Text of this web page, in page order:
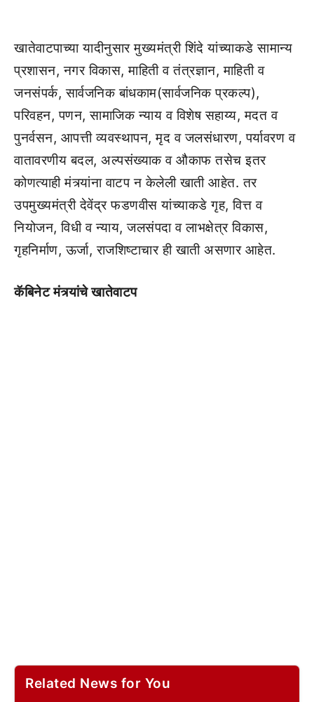
खातेवाटपाच्या यादीनुसार मुख्यमंत्री शिंदे यांच्याकडे सामान्य
प्रशासन, नगर विकास, माहिती व तंत्रज्ञान, माहिती व
जनसंपर्क, सार्वजनिक बांधकाम(सार्वजनिक प्रकल्प),
परिवहन, पणन, सामाजिक न्याय व विशेष सहाय्य, मदत व
पुनर्वसन, आपत्ती व्यवस्थापन, मृद व जलसंधारण, पर्यावरण व
वातावरणीय बदल, अल्पसंख्याक व औकाफ तसेच इतर
कोणत्याही मंत्र्यांना वाटप न केलेली खाती आहेत. तर
उपमुख्यमंत्री देवेंद्र फडणवीस यांच्याकडे गृह, वित्त व
नियोजन, विधी व न्याय, जलसंपदा व लाभक्षेत्र विकास,
गृहनिर्माण, ऊर्जा, राजशिष्टाचार ही खाती असणार आहेत.
कॅबिनेट मंत्र्यांचे खातेवाटप
Related News for You